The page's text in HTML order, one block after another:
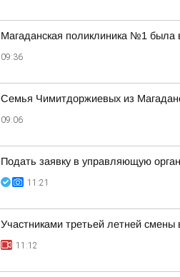
Магаданская поликлиника №1 была
09:36
Семья Чимитдоржиевых из
09:06
Подать заявку в управляющую
11:21
Участниками третьей летней
11:12